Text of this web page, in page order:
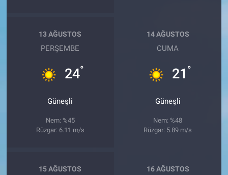
13 AĞUSTOS
PERŞEMBE
24°
Güneşli
Nem: %45
Rüzgar: 6.11 m/s
14 AĞUSTOS
CUMA
21 °
Güneşli
Nem: %48
Rüzgar: 5.89 m/s
15 AĞUSTOS 16 AĞUSTOS